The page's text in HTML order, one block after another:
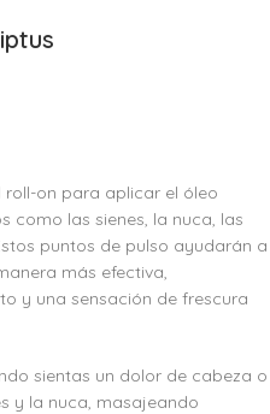
roll-on para aplicar el óleo
como las sienes, la nuca, las
puntos de pulso ayudarán a
más efectiva,
y una sensación de frescura
sientas un dolor de cabeza o
y la nuca, masajeando